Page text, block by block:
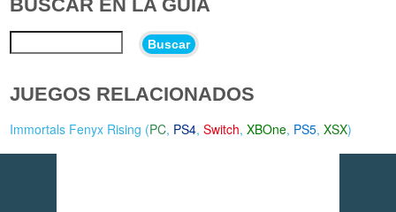
BUSCAR EN LA GUÍA
Buscar
JUEGOS RELACIONADOS
Immortals Fenyx Rising (PC, PS4,Switch,XBOne, PS5,XSX)